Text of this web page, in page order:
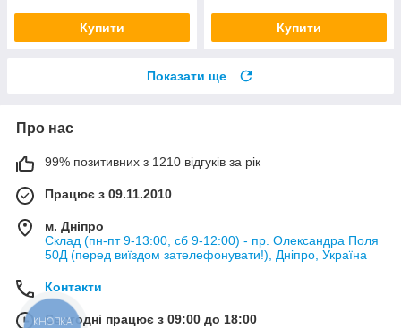
Купити Купити
Показати ще
Про нас
99% позитивних з 1210 відгуків за рік
Працює з 09.11.2010
м. Дніпро
Склад (пн-пт 9-13:00, сб 9-12:00) - пр. Олександра Поля
50Д (перед виїздом зателефонувати!), Дніпро, Україна
Контакти
Сьогодні працює з 09:00 до 18:00
КНОПКА